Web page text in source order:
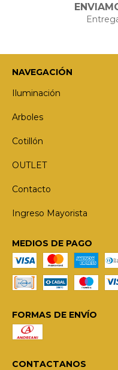
NAVEGACIÓN
Iluminación
Arboles
Cotillón
OUTLET
Contacto
Ingreso Mayorista
MEDIOS DE PAGO
FORMAS DE ENVÍO
CONTACTANOS